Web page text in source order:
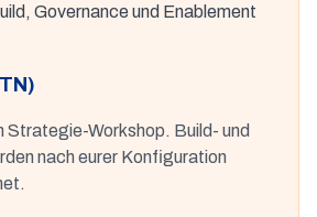
Governance und Enablement
Strategie-Workshop. Build- und
nach eurer Konfiguration